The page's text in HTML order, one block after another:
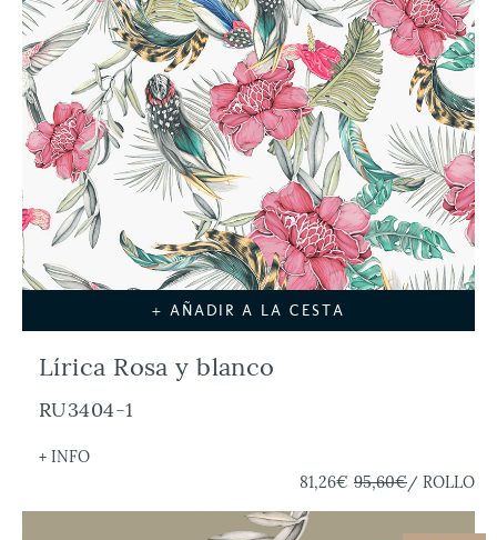
+ AÑADIR A LA CESTA
Lírica Rosa y blanco
RU3404-1
+ INFO
81,26€ 95,60€/ ROLLO